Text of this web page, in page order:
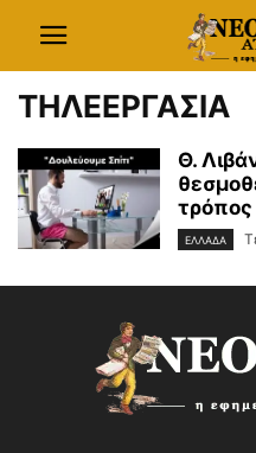
ΤΗΛΕΕΡΓΑΣΙΑ
Θ.
τρόπος
ΕΛΛΑΔΑ